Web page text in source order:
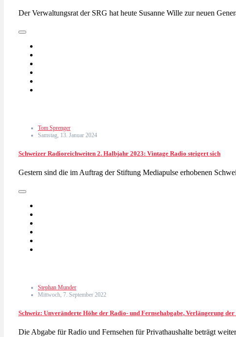
Der Verwaltungsrat der SRG hat heute Susanne Wille zur neuen
Tom Sprenger
Samstag, 13. Januar 2024
Schweizer Radioreichweiten 2. Halbjahr 2023: Vintage Radio steigert sich
Gestern sind die im Auftrag der Stiftung Mediapulse erhobenen
Stephan Munder
Mittwoch, 7. September 2022
Schweiz: Unveränderte Höhe der Radio- und Fernsehabgabe, Verlängerung der
Die Abgabe für Radio und Fernsehen für Privathaushalte beträgt